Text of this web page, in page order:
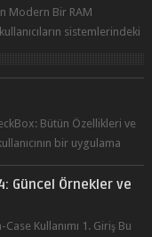
Modern Bir RAM
sistemlerindeki
Bütün Özellikleri ve
bir uygulama
Güncel Örnekler ve
Kullanımı 1. Giriş Bu